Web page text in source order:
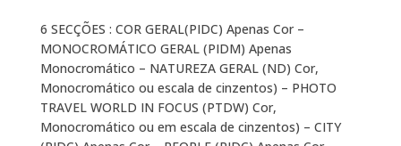
6 SECÇÕES : COR GERAL(PIDC) Apenas Cor –
MONOCROMÁTICO GERAL (PIDM) Apenas
Monocromático – NATUREZA GERAL (ND) Cor,
Monocromático ou escala de cinzentos) – PHOTO
TRAVEL WORLD IN FOCUS (PTDW) Cor,
Monocromático ou em escala de cinzentos) – CITY